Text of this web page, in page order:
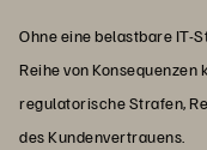
Ohne eine belastbare IT-
Reihe von
regulatorische Strafen,
des Kundenvertrauens.